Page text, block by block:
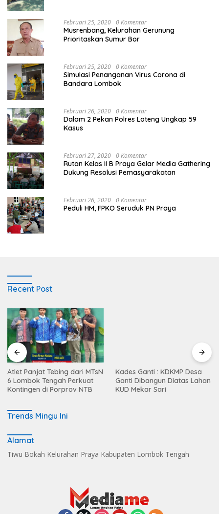
Februari 25, 2020 0 Komentar
Musrenbang, Kelurahan Gerunung
Prioritaskan Sumur Bor
Februari 25, 2020 0 Komentar
Simulasi Penanganan Virus Corona di
Bandara Lombok
Februari 26, 2020 0 Komentar
Dalam 2 Pekan Polres Loteng Ungkap 59
Kasus
Februari 27, 2020 0 Komentar
Rutan Kelas II B Praya Gelar Media Gathering
Dukung Resolusi Pemasyarakatan
Februari 26, 2020 0 Komentar
Peduli HM, FPKO Seruduk PN Praya
Recent Post
Atlet Panjat Tebing dari MTsN
6 Lombok Tengah Perkuat
Kontingen di Porprov NTB
Kades Ganti : KDKMP Desa
Ganti Dibangun Diatas Lahan
KUD Mekar Sari
Trends Mingu Ini
Alamat
Tiwu Bokah Kelurahan Praya Kabupaten Lombok Tengah